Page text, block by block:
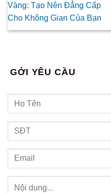
GỞI YÊU CẦU
Vàng: Tạo Nên Đẳng Cấp
Cho Không Gian Của Bạn